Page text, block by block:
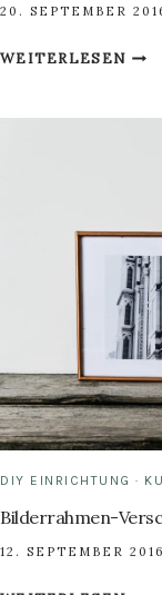
20. SEPTEMBER
WEITERLESEN
DIY EINRICHTUNG ·
Bilderrahmen-
12. SEPTEMBER 2016